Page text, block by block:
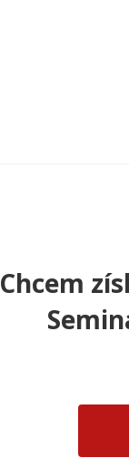
Chcem